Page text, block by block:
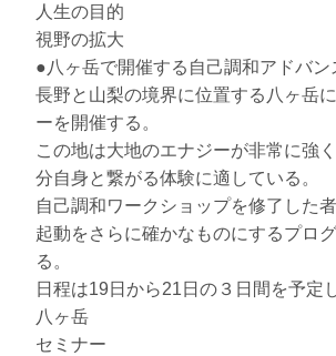
人生の目的
視野の拡大
●八ヶ岳で開催する自己調和アドバン
長野と山梨の境界に位置する八ヶ岳
ーを開催する。
この地は大地のエナジーが非常に強
分自身と繋がる体験に適している。
自己調和ワークショップを修了した
起動をさらに確かなものにするプロ
る。
日程は19日から21日の３日間を予定
八ヶ岳
セミナー